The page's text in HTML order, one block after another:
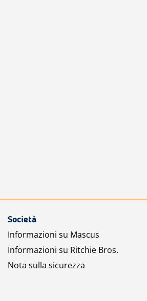
Società
Informazioni su Mascus
Informazioni su Ritchie Bros.
Nota sulla sicurezza